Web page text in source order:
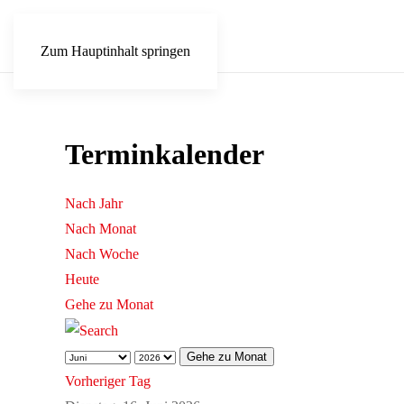
Zum Hauptinhalt springen
Terminkalender
Nach Jahr
Nach Monat
Nach Woche
Heute
Gehe zu Monat
Gehe zu Monat
Vorheriger Tag